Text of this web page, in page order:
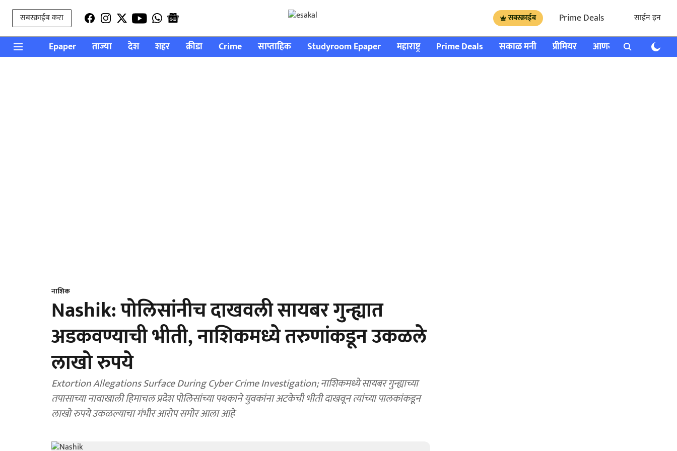
सबस्क्राईब करा सबस्क्राईब Prime Deals साईन इन
Epaper ताज्या देश शहर क्रीडा Crime साप्ताहिक Studyroom Epaper महाराष्ट्र Prime Deals सकाळ मनी प्रीमियर आणखी राशी भविष्य
नाशिक
Nashik: पोलिसांनीच दाखवली सायबर गुन्ह्यात
अडकवण्याची भीती, नाशिकमध्ये तरुणांकडून उकळले
लाखो रुपये
Extortion Allegations Surface During Cyber Crime Investigation; नाशिकमध्ये सायबर गुन्ह्याच्या
तपासाच्या नावाखाली हिमाचल प्रदेश पोलिसांच्या पथकाने युवकांना अटकेची भीती दाखवून त्यांच्या पालकांकडून
लाखो रुपये उकळल्याचा गंभीर आरोप समोर आला आहे